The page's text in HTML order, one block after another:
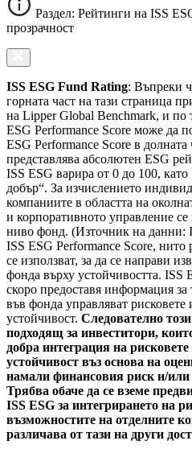
Раздел: Рейтинги на ISS
прозрачност
ISS ESG Fund Rating: Въпреки
горната част на тази страница
на Lipper Global Benchmark, и по
ESG Performance Score може да
ESG Performance Score в долната
представлява абсолютен ESG
ISS ESG варира от 0 до 100,
добър“. За изчислението
компаниите в областта на
и корпоративното управление
ниво фонд. (Източник на данни:
ISS ESG Performance Score, нито
се използват, за да се направи
фонда върху устойчивостта. ISS
скоро предоставя информация
във фонда управляват рисковете
устойчивост. Следователно
подходящ за инвеститори,
добра интеграция на
устойчивост въз основа на
намали финансовия риск и/
Трябва обаче да се вземе
ISS ESG за интегрирането на
възможностите на отделните
различава от тази на други